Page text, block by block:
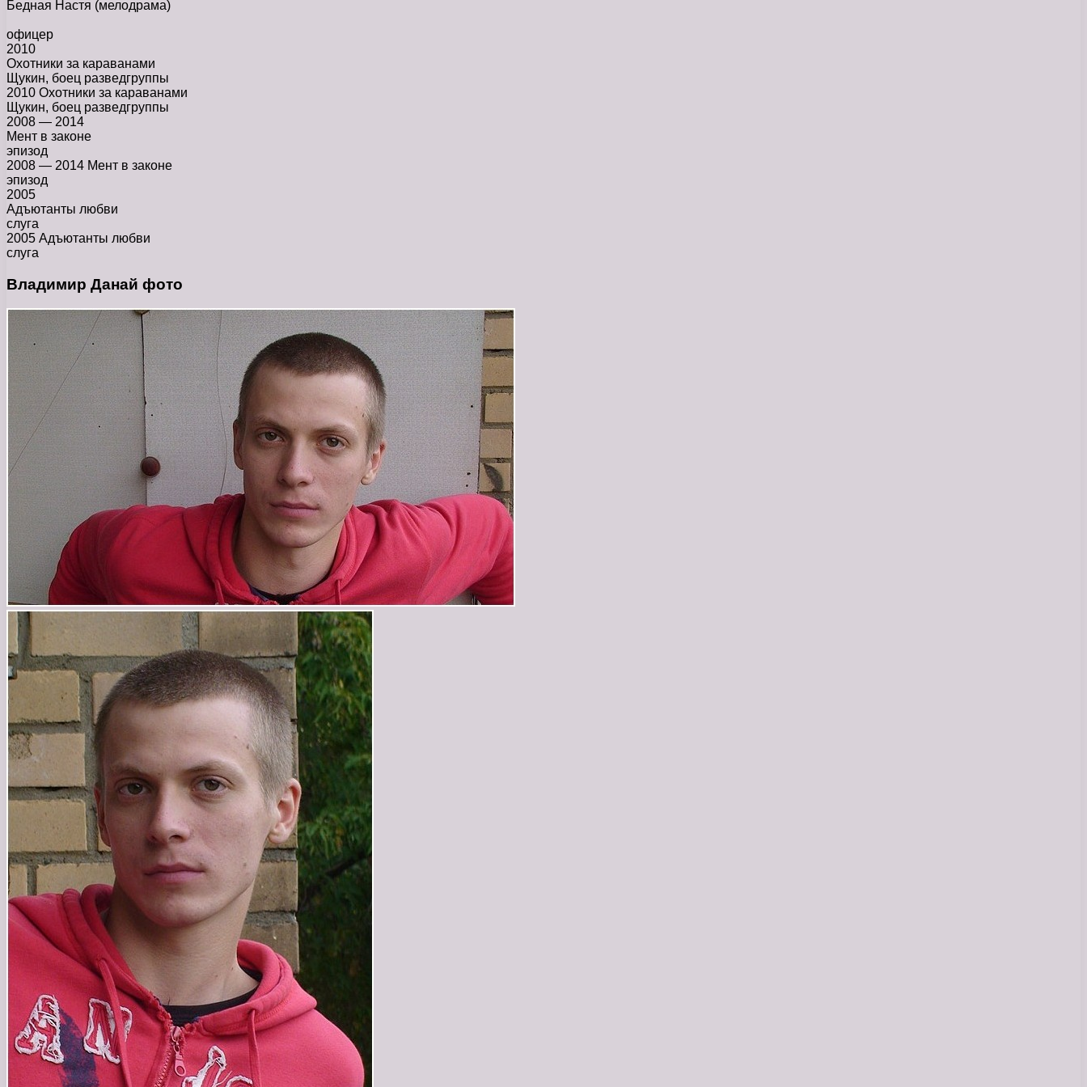
Бедная Настя (мелодрама)
офицер
2010
Охотники за караванами
Щукин, боец разведгруппы
2010 Охотники за караванами
Щукин, боец разведгруппы
2008 — 2014
Мент в законе
эпизод
2008 — 2014 Мент в законе
эпизод
2005
Адъютанты любви
слуга
2005 Адъютанты любви
слуга
Владимир Данай фото